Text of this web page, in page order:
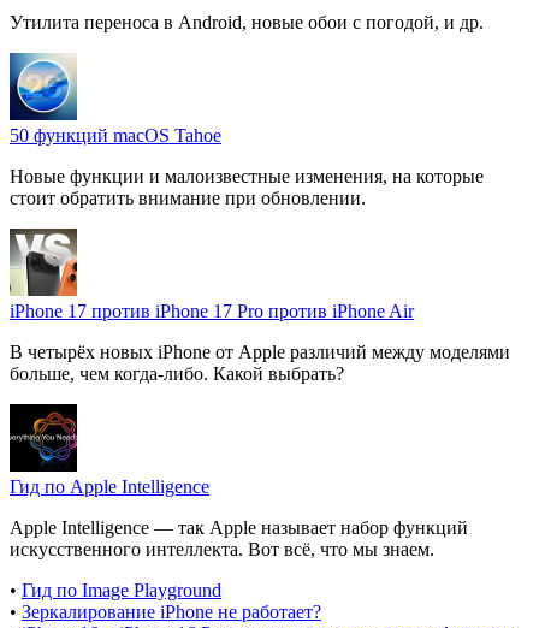
Утилита переноса в Android, новые обои с погодой, и др.
50 функций macOS Tahoe
Новые функции и малоизвестные изменения, на которые
стоит обратить внимание при обновлении.
iPhone 17 против iPhone 17 Pro против iPhone Air
В четырёх новых iPhone от Apple различий между моделями
больше, чем когда-либо. Какой выбрать?
Гид по Apple Intelligence
Apple Intelligence — так Apple называет набор функций
искусственного интеллекта. Вот всё, что мы знаем.
• Гид по Image Playground
• Зеркалирование iPhone не работает?